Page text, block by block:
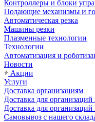
Контроллеры и блоки
Подающие механизмы и
Автоматическая резка
Машины резки
Плазменные технологии
Технологии
Автоматизация и
Новости
Акции
Услуги
Доставка организациям
Доставка для
Доставка для
Самовывоз с нашего